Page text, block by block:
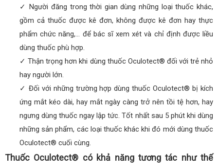
✓ Người đăng trong thời gian dùng những loại thuốc khác,
gồm cả thuốc được kê đơn, không được kê đơn hay thực
phẩm chức năng,… để bác sĩ xem xét và chỉ định được liều
dùng thuốc phù hợp.
✓ Thận trọng hơn khi dùng thuốc Oculotect® đối với trẻ nhỏ
hay người lớn.
✓ Đối với những trường hợp dùng thuốc Oculotect® bị kích
ứng mắt kéo dài, hay mắt ngày càng trở nên tồi tệ hơn, hay
ngưng dùng thuốc ngay lập tức. Tốt nhất sau 5 phút khi dùng
những sản phẩm, các loại thuốc khác khi đó mới dùng thuốc
Oculotect® cuối cùng.
Thuốc Oculotect® có khả năng tương tác như thế